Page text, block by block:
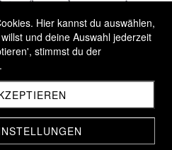
auf Spenden angewiesen
weiter führen zu
ist möglich um
Hilfe bieten zu
weitere Informationen.
Hier kannst du auswählen,
und deine Auswahl jederzeit
stimmst du der